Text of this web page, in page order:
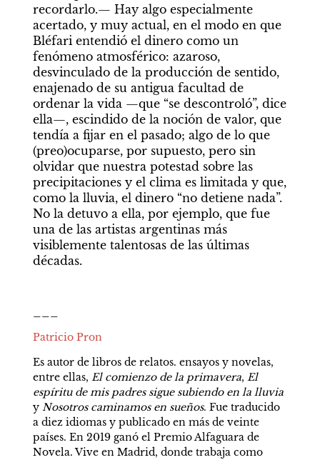
recordarlo.— Hay algo especialmente
acertado, y muy actual, en el modo en que
Bléfari entendió el dinero como un
fenómeno atmosférico: azaroso,
desvinculado de la producción de sentido,
enajenado de su antigua facultad de
ordenar la vida —que “se descontroló”, dice
ella—, escindido de la noción de valor, que
tendía a fijar en el pasado; algo de lo que
(preo)ocuparse, por supuesto, pero sin
olvidar que nuestra potestad sobre las
precipitaciones y el clima es limitada y que,
como la lluvia, el dinero “no detiene nada”.
No la detuvo a ella, por ejemplo, que fue
una de las artistas argentinas más
visiblemente talentosas de las últimas
décadas.
Patricio Pron
Es autor de libros de relatos. ensayos y novelas,
entre ellas, El comienzo de la primavera, El
espíritu de mis padres sigue subiendo en la lluvia
y Nosotros caminamos en sueños. Fue traducido
a diez idiomas y publicado en más de veinte
países. En 2019 ganó el Premio Alfaguara de
Novela. Vive en Madrid, donde trabaja como